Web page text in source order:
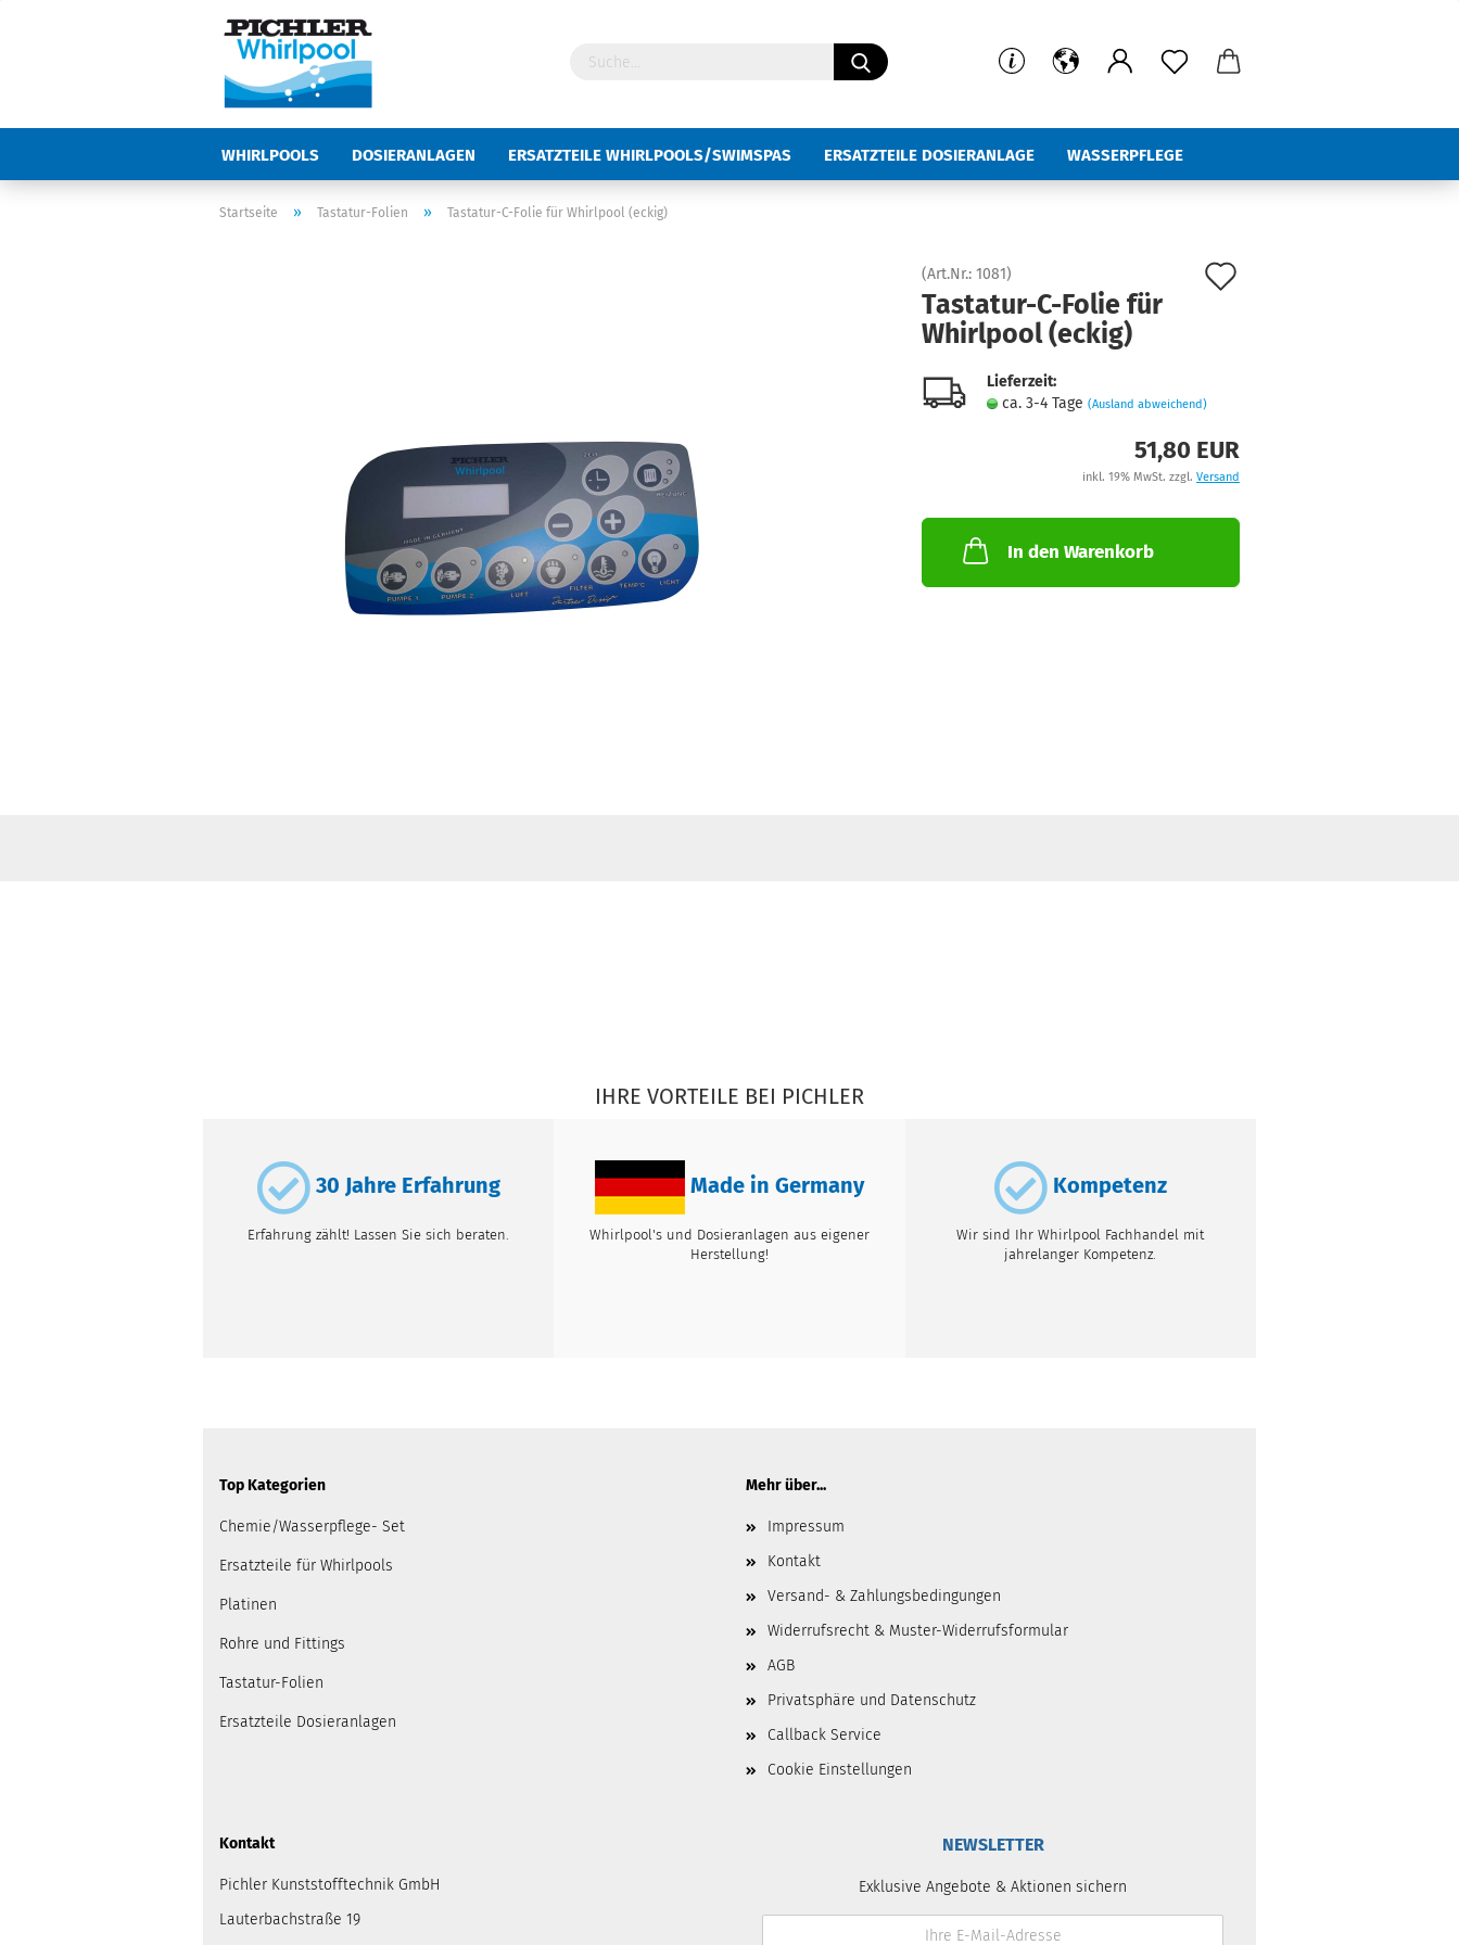
WHIRLPOOLS DOSIERANLAGEN ERSATZTEILE WHIRLPOOLS/SWIMSPAS ERSATZTEILE DOSIERANLAGE WASSERPFLEGE
ABDECKUNGEN UND ZUBEHÖR ZUBEHÖR WHIRLPOOL/SWIMSPA
Startseite » Tastatur-Folien » Tastatur-C-Folie für Whirlpool (eckig)
(Art.Nr.: 1081)
Tastatur-C-Folie für
Whirlpool (eckig)
Lieferzeit:
ca. 3-4 Tage (Ausland abweichend)
51,80 EUR
inkl. 19% MwSt. zzgl. Versand
In den Warenkorb
IHRE VORTEILE BEI PICHLER
30 Jahre Erfahrung
Erfahrung zählt! Lassen Sie sich beraten.
Made in Germany
Whirlpool's und Dosieranlagen aus eigener
Herstellung!
Kompetenz
Wir sind Ihr Whirlpool Fachhandel mit
jahrelanger Kompetenz.
Top Kategorien
Chemie/Wasserpflege- Set
Ersatzteile für Whirlpools
Platinen
Rohre und Fittings
Tastatur-Folien
Ersatzteile Dosieranlagen
Mehr über...
Impressum
Kontakt
Versand- & Zahlungsbedingungen
Widerrufsrecht & Muster-Widerrufsformular
AGB
Privatsphäre und Datenschutz
Callback Service
Cookie Einstellungen
Kontakt
Pichler Kunststofftechnik GmbH
Lauterbachstraße 19
NEWSLETTER
Exklusive Angebote & Aktionen sichern